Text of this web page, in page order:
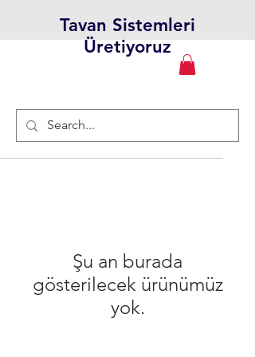
Tavan Sistemleri
Üretiyoruz
Şu an burada
gösterilecek ürünümüz
yok.